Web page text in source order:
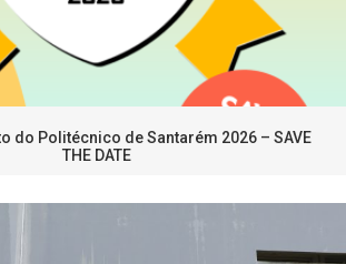
do Politécnico de Santarém 2026 – SAVE
THE DATE